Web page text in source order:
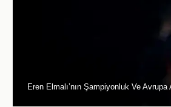
Eren Elmalı’nın Şampiyonluk Ve